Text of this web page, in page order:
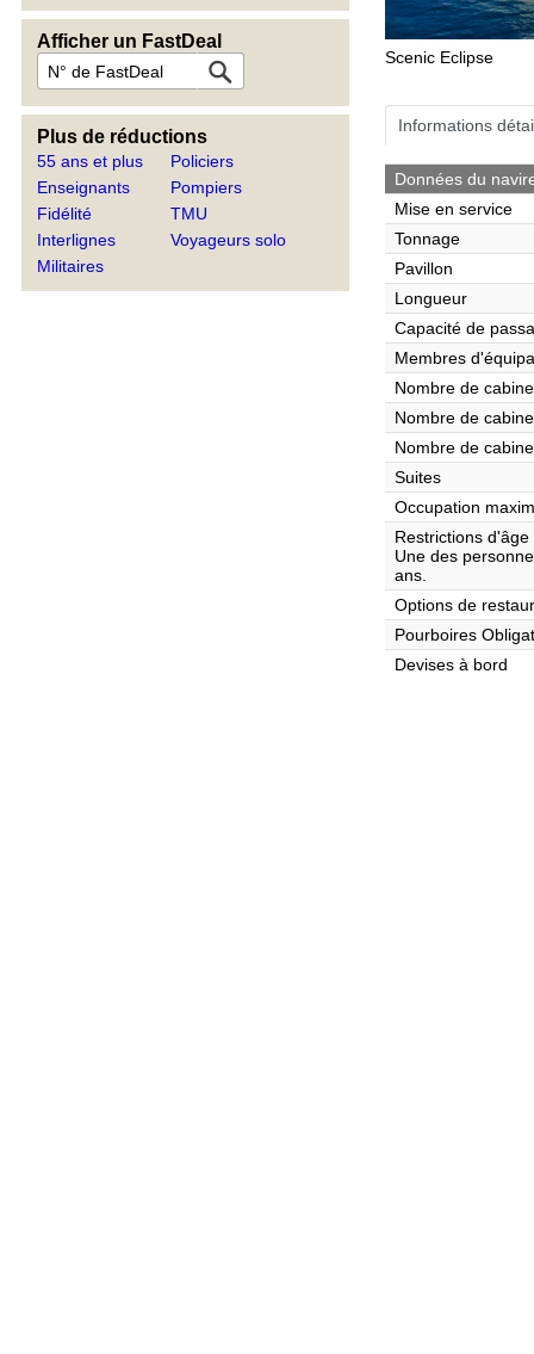
Afficher un FastDeal
Plus de réductions
55 ans et plus
Enseignants
Fidélité
Interlignes
Militaires
Policiers
Pompiers
TMU
Voyageurs solo
Scenic Eclipse
Informations
Données du
Mise en service
Tonnage
Pavillon
Longueur
Capacité de
Membres
Nombre de
Nombre de
Nombre de
Suites
Occupation
Restrictions d'âge
Une des
ans.
Options de
Pourboires
Devises à bord